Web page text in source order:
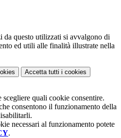
da questo utilizzati si avvalgono di
ed utili alle finalità illustrate nella
Accetta tutti i cookies
scegliere quali cookie consentire.
consentono il funzionamento della
necessari al funzionamento potete
.